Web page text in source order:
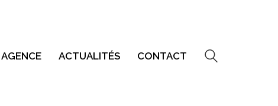
AGENCE ACTUALITÉS CONTACT